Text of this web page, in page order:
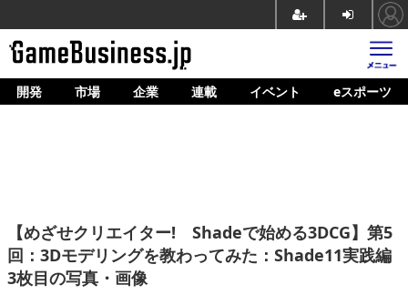
ホーム
企業動向
人材育成
開発 市場 企業 連載 イベント eスポーツ
【めざせクリエイター! Shadeで始める3DCG】第5
回：3Dモデリングを教わってみた：Shade11実践編
3枚目の写真・画像